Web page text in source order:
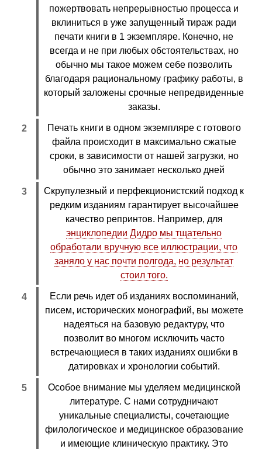
пожертвовать непрерывностью процесса и
вклиниться в уже запущенный тираж ради
печати книги в 1 экземпляре. Конечно, не
всегда и не при любых обстоятельствах, но
обычно мы такое можем себе позволить
благодаря рациональному графику работы, в
который заложены срочные непредвиденные
заказы.
Печать книги в одном экземпляре с готового
файла происходит в максимально сжатые
сроки, в зависимости от нашей загрузки, но
обычно это занимает несколько дней
Скрупулезный и перфекционистский подход к
редким изданиям гарантирует высочайшее
качество репринтов. Например, для
энциклопедии Дидро мы тщательно
обработали вручную все иллюстрации, что
заняло у нас почти полгода, но результат
стоил того.
Если речь идет об изданиях воспоминаний,
писем, исторических монографий, вы можете
надеяться на базовую редактуру, что
позволит во многом исключить часто
встречающиеся в таких изданиях ошибки в
датировках и хронологии событий.
Особое внимание мы уделяем медицинской
литературе. С нами сотрудничают
уникальные специалисты, сочетающие
филологическое и медицинское образование
и имеющие клиническую практику. Это